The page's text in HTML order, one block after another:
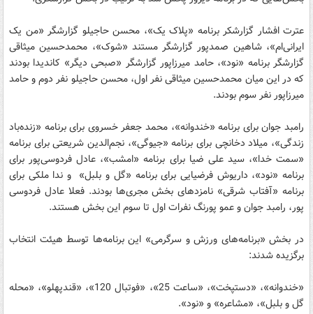
عترت افشار گزارشکر برنامه «پلاک یک»، محسن حاجیلو گزارشگر «من یک
ایرانی‌ام»، شاهین صمدپور گزارشگر مستند «شوک»، محمدحسین میثاقی
گزارشگر برنامه «نود»، حامد میرزاپور گزارشگر «صبحی دیگر» کاندیدا بودند
که در این میان محمدحسین میثاقی نفر اول، محسن حاجیلو نفر دوم و حامد
میرزاپور نفر سوم بودند.
رامبد جوانبرای برنامه «خندوانه»، محمد جعفر خسروی برای برنامه «زنده‌باد
زندگی»، میلاد دخانچی برای برنامه «جیوگی»، نجم‌الدین شریعتی برای برنامه
«سمت خدا»، سید علی ضیا برای برنامه «امشب»، عادل فردوسی‌پور برای
برنامه «نود»، داریوش فرضیایی برای برنامه «گل و بلبل» و ندا ملکی برای
برنامه «آفتاب شرقی» نامزدهای بخش مجری‌ها بودند. فعلا عادل فردوسی
پور، رامبد جوان و عمو پورنگ نفرات اول تا سوم این بخش هستند.
در بخش «برنامه‌های ورزش و سرگرمی» این برنامه‌ها توسط هیئت انتخاب
برگزیده شدند:
«خندوانه»‌، «دستپخت»، «ساعت 25»، «فوتبال 120»، «قندپهلو»، «محله
گل و بلبل»، «مشاعره» و «نود».